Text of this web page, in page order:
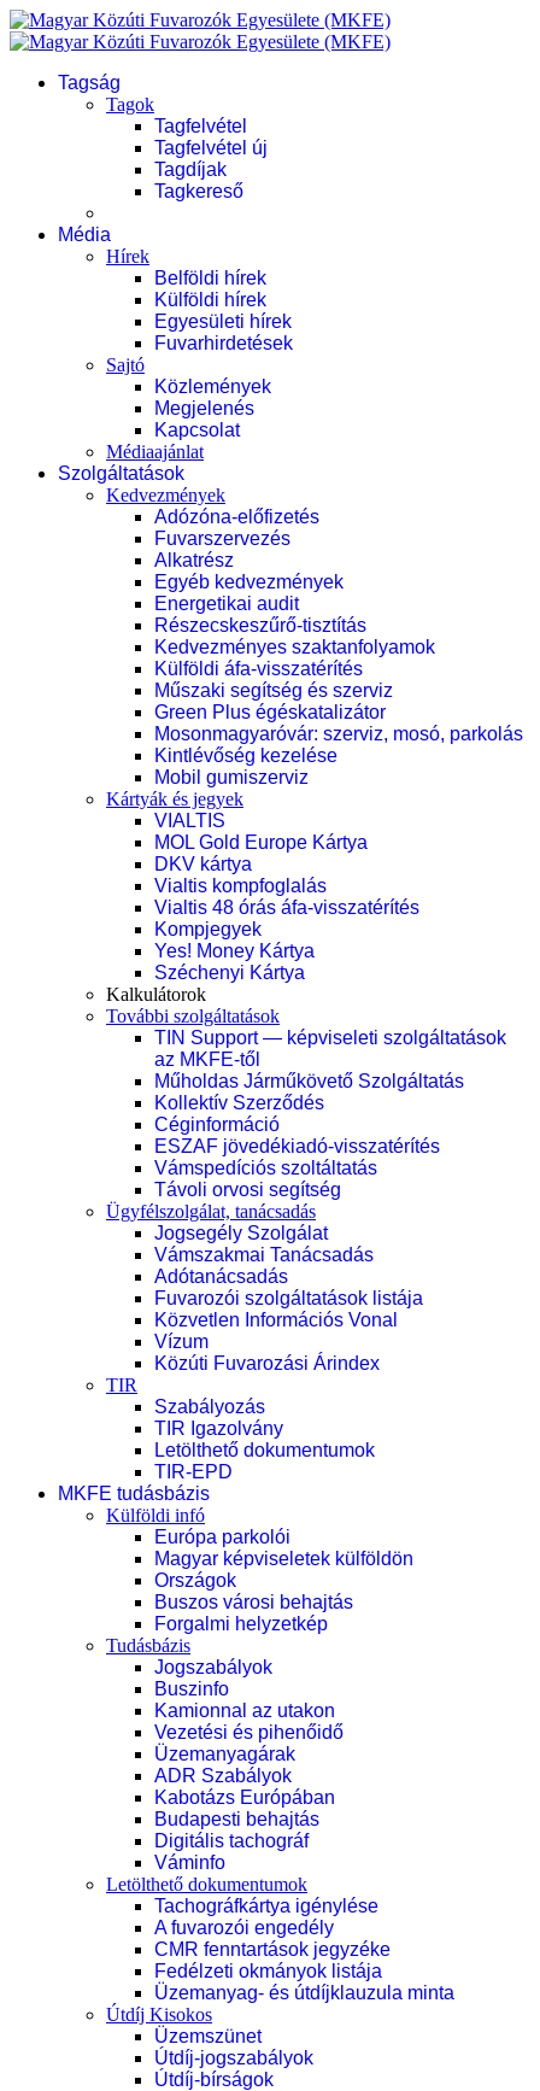
Tagság
Tagok
Tagfelvétel
Tagfelvétel új
Tagdíjak
Tagkereső
Média
Hírek
Belföldi hírek
Külföldi hírek
Egyesületi hírek
Fuvarhirdetések
Sajtó
Közlemények
Megjelenés
Kapcsolat
Médiaajánlat
Szolgáltatások
Kedvezmények
Adózóna-előfizetés
Fuvarszervezés
Alkatrész
Egyéb kedvezmények
Energetikai audit
Részecskeszűrő-tisztítás
Kedvezményes szaktanfolyamok
Külföldi áfa-visszatérítés
Műszaki segítség és szerviz
Green Plus égéskatalizátor
Mosonmagyaróvár: szerviz, mosó, parkolás
Kintlévőség kezelése
Mobil gumiszerviz
Kártyák és jegyek
VIALTIS
MOL Gold Europe Kártya
DKV kártya
Vialtis kompfoglalás
Vialtis 48 órás áfa-visszatérítés
Kompjegyek
Yes! Money Kártya
Széchenyi Kártya
Kalkulátorok
További szolgáltatások
TIN Support — képviseleti szolgáltatások
az MKFE-től
Műholdas Járműkövető Szolgáltatás
Kollektív Szerződés
Céginformáció
ESZAF jövedékiadó-visszatérítés
Vámspedíciós szoltáltatás
Távoli orvosi segítség
Ügyfélszolgálat, tanácsadás
Jogsegély Szolgálat
Vámszakmai Tanácsadás
Adótanácsadás
Fuvarozói szolgáltatások listája
Közvetlen Információs Vonal
Vízum
Közúti Fuvarozási Árindex
TIR
Szabályozás
TIR Igazolvány
Letölthető dokumentumok
TIR-EPD
MKFE tudásbázis
Külföldi infó
Európa parkolói
Magyar képviseletek külföldön
Országok
Buszos városi behajtás
Forgalmi helyzetkép
Tudásbázis
Jogszabályok
Buszinfo
Kamionnal az utakon
Vezetési és pihenőidő
Üzemanyagárak
ADR Szabályok
Kabotázs Európában
Budapesti behajtás
Digitális tachográf
Váminfo
Letölthető dokumentumok
Tachográfkártya igénylése
A fuvarozói engedély
CMR fenntartások jegyzéke
Fedélzeti okmányok listája
Üzemanyag- és útdíjklauzula minta
Útdíj Kisokos
Üzemszünet
Útdíj-jogszabályok
Útdíj-bírságok